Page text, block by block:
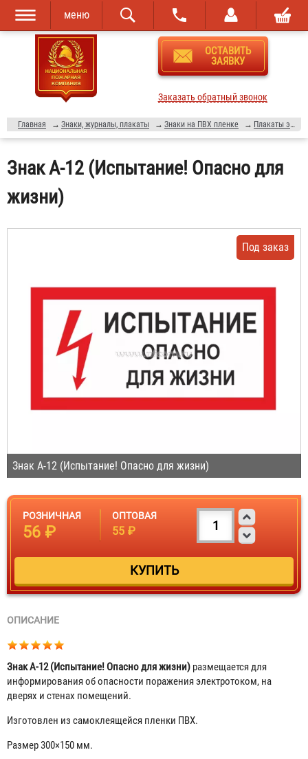
Перейти к
основному
содержанию
Skip to
navigation
меню
ОСТАВИТЬ
ЗАЯВКУ
Заказать обратный звонок
Главная → Знаки, журналы, плакаты → Знаки на ПВХ пленке → Плакаты электробезопасности
Знак A-12 (Испытание! Опасно для
жизни)
Знак A-12 (Испытание! Опасно для жизни)
Под заказ
РОЗНИЧНАЯ
56 ₽
ОПТОВАЯ
55 ₽
ОПИСАНИЕ
Знак A-12 (Испытание! Опасно для жизни) размещается для
информирования об опасности поражения электротоком, на
дверях и стенах помещений.
Изготовлен из самоклеящейся пленки ПВХ.
Размер 300×150 мм.